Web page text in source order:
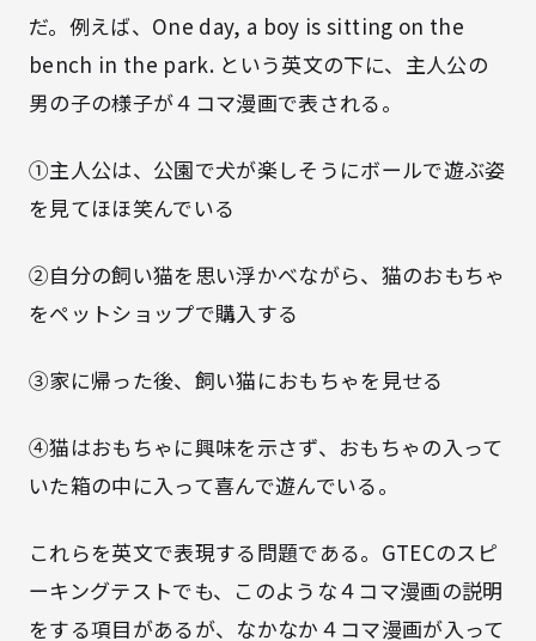
だ。例えば、One day, a boy is sitting on the
bench in the park. という英文の下に、主人公の
男の子の様子が４コマ漫画で表される。
①主人公は、公園で犬が楽しそうにボールで遊ぶ姿
を見てほほ笑んでいる
②自分の飼い猫を思い浮かべながら、猫のおもちゃ
をペットショップで購入する
③家に帰った後、飼い猫におもちゃを見せる
④猫はおもちゃに興味を示さず、おもちゃの入って
いた箱の中に入って喜んで遊んでいる。
これらを英文で表現する問題である。GTECのスピ
ーキングテストでも、このような４コマ漫画の説明
をする項目があるが、なかなか４コマ漫画が入って